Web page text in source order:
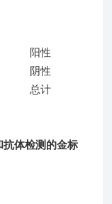
阳性
阴性
总计
抗体检测的金标